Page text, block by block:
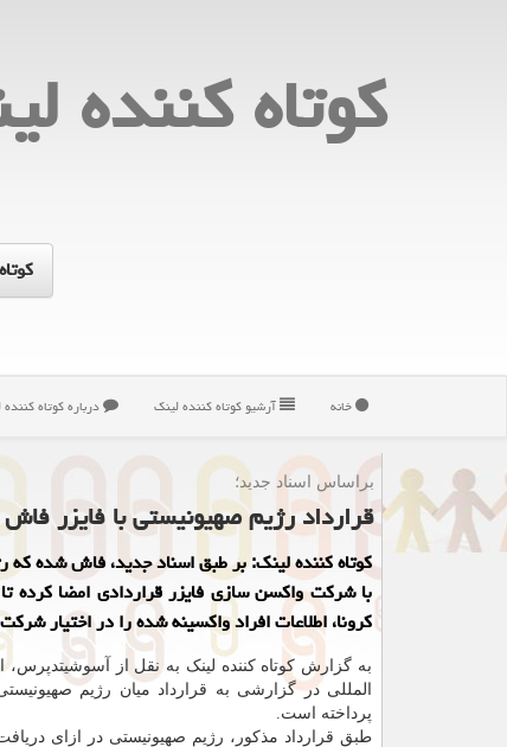
كوتاه كننده
خانه آرشیو كوتاه كننده لینك درباره كوتاه
براساس اسناد جدید؛
قرارداد رژیم صهیونیستی با فایزر
کوتاه کننده لینک: بر طبق اسناد جدید، فاش شده
با شرکت واکسن سازی فایزر قراردادی امضا کرده
کرونا، اطلاعات افراد واکسینه شده را در اختیار
به گزارش کوتاه کننده لینک به نقل از آسوشیتدپرس،
المللی در گزارشی به قرارداد میان رژیم
پرداخته است.
طبق قرارداد مذکور، رژیم صهیونیستی در ازای